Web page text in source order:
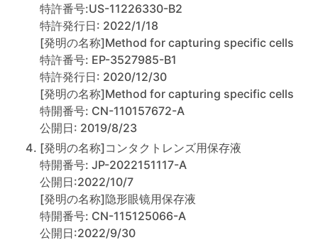
特許番号:US-11226330-B2
特許発行日: 2022/1/18
[発明の名称]Method for capturing specific cells
特許番号: EP-3527985-B1
特許発行日: 2020/12/30
[発明の名称]Method for capturing specific cells
特開番号: CN-110157672-A
公開日: 2019/8/23
[発明の名称]コンタクトレンズ用保存液
特開番号: JP-2022151117-A
公開日:2022/10/7
[発明の名称]隐形眼镜用保存液
特開番号: CN-115125066-A
公開日:2022/9/30